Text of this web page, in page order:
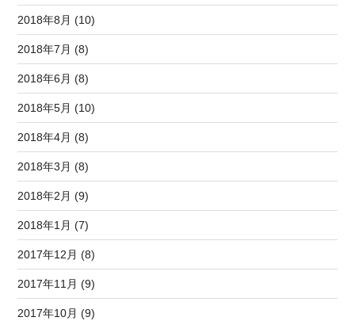
2018年8月 (10)
2018年7月 (8)
2018年6月 (8)
2018年5月 (10)
2018年4月 (8)
2018年3月 (8)
2018年2月 (9)
2018年1月 (7)
2017年12月 (8)
2017年11月 (9)
2017年10月 (9)